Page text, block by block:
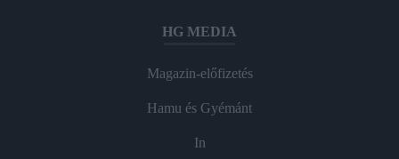
HG MEDIA
Magazin-előfizetés
Hamu és Gyémánt
In